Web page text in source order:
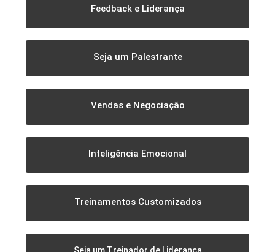
Feedback e Liderança
Seja um Palestrante
Vendas e Negociação
Inteligência Emocional
Treinamentos Customizados